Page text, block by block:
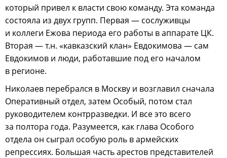
который привел к власти свою команду. Эта команда
состояла из двух групп. Первая — сослуживцы
и коллеги Ежова периода его работы в аппарате ЦК.
Вторая — т.н. «кавказский клан» Евдокимова — сам
Евдокимов и люди, работавшие под его началом
в регионе.
Николаев перебрался в Москву и возглавил сначала
Оперативный отдел, затем Особый, потом стал
руководителем контрразведки. И все это всего
за полтора года. Разумеется, как глава Особого
отдела он сыграл особую роль в армейских
репрессиях. Большая часть арестов представителей